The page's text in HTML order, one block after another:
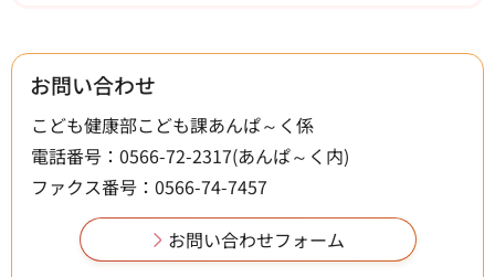
お問い合わせ
こども健康部こども課あんぱ～く係
電話番号：0566-72-2317(あんぱ～く内)
ファクス番号：0566-74-7457